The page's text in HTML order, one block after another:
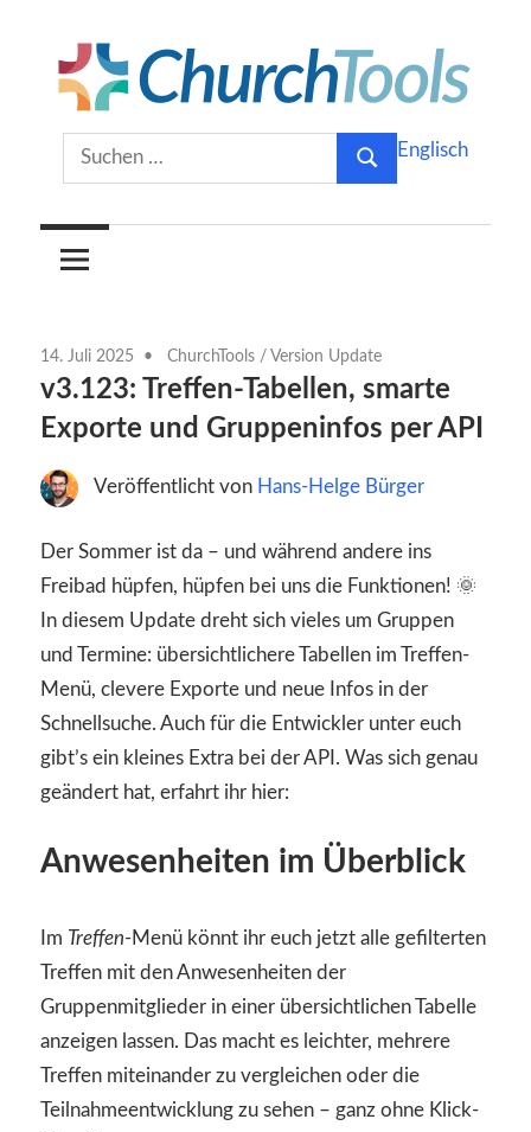
Inhalt
springen
ChurchTools
Blog
(Deutsch)
KircheSuchen
nach:
Suchen
Englisch
14. Juli 2025 ChurchTools / Version Update
v3.123: Treffen-Tabellen, smarte
Exporte und Gruppeninfos per API
Veröffentlicht von Hans-Helge Bürger
Der Sommer ist da – und während andere ins
Freibad hüpfen, hüpfen bei uns die Funktionen! 🌞
In diesem Update dreht sich vieles um Gruppen
und Termine: übersichtlichere Tabellen im Treffen-
Menü, clevere Exporte und neue Infos in der
Schnellsuche. Auch für die Entwickler unter euch
gibt’s ein kleines Extra bei der API. Was sich genau
geändert hat, erfahrt ihr hier:
Anwesenheiten im Überblick
Im Treffen-Menü könnt ihr euch jetzt alle gefilterten
Treffen mit den Anwesenheiten der
Gruppenmitglieder in einer übersichtlichen Tabelle
anzeigen lassen. Das macht es leichter, mehrere
Treffen miteinander zu vergleichen oder die
Teilnahmeentwicklung zu sehen – ganz ohne Klick-